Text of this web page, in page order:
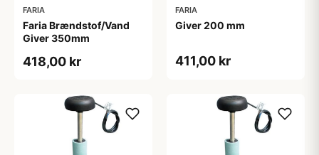
FARIA
Faria Brændstof/Vand
Giver 350mm
418,00 kr
FARIA
Giver 200 mm
411,00 kr